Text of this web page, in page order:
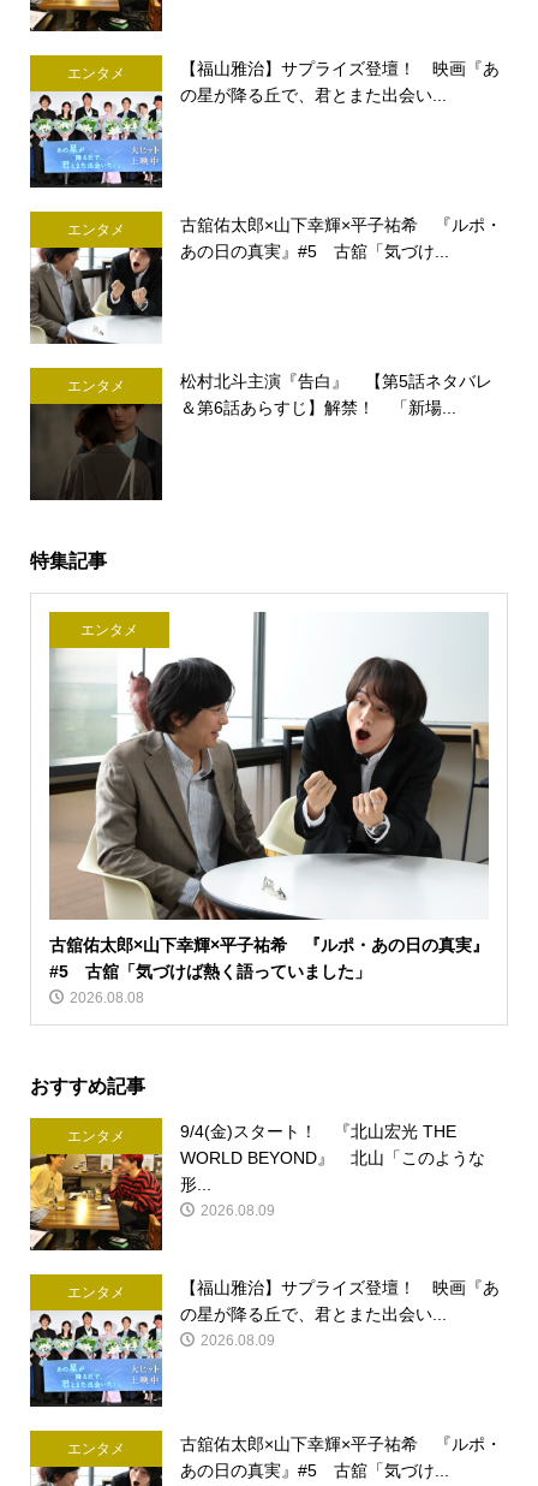
エンタメ
【福山雅治】サプライズ登壇！ 映画『あ
の星が降る丘で、君とまた出会い...
エンタメ
古舘佑太郎×山下幸輝×平子祐希 『ルポ・
あの日の真実』#5 古舘「気づけ...
エンタメ
松村北斗主演『告白』 【第5話ネタバレ
＆第6話あらすじ】解禁！ 「新場...
特集記事
エンタメ
古舘佑太郎×山下幸輝×平子祐希 『ルポ・あの日の真実』
#5 古舘「気づけば熱く語っていました」
2026.08.08
おすすめ記事
エンタメ
9/4(金)スタート！ 『北山宏光 THE
WORLD BEYOND』 北山「このような
形...
2026.08.09
エンタメ
【福山雅治】サプライズ登壇！ 映画『あ
の星が降る丘で、君とまた出会い...
2026.08.09
エンタメ
古舘佑太郎×山下幸輝×平子祐希 『ルポ・
あの日の真実』#5 古舘「気づけ...